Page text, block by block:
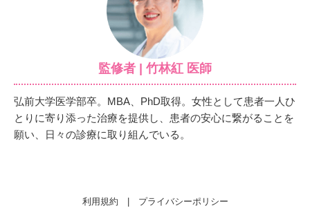
監修者 | 竹林紅 医師
弘前大学医学部卒。MBA、PhD取得。女性として患者一人ひ
とりに寄り添った治療を提供し、患者の安心に繋がることを
願い、日々の診療に取り組んでいる。
利用規約 プライバシーポリシー